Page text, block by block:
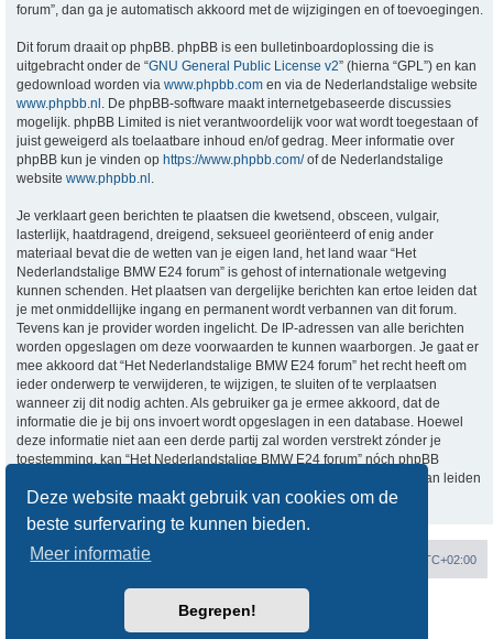
Deze website maakt gebruik van cookies om de
beste surfervaring te kunnen bieden.
Meer informatie
Begrepen!
forum”, dan ga je automatisch akkoord met de wijzigingen en of toevoegingen.
Dit forum draait op phpBB. phpBB is een bulletinboardoplossing die is
uitgebracht onder de “GNU General Public License v2” (hierna “GPL”) en kan
gedownload worden via www.phpbb.com en via de Nederlandstalige website
www.phpbb.nl . De phpBB-software maakt internetgebaseerde discussies
mogelijk. phpBB Limited is niet verantwoordelijk voor wat wordt toegestaan of
juist geweigerd als toelaatbare inhoud en/of gedrag. Meer informatie over
phpBB kun je vinden op https://www.phpbb.com/of de Nederlandstalige
website www.phpbb.nl .
Je verklaart geen berichten te plaatsen die kwetsend, obsceen, vulgair,
lasterlijk, haatdragend, dreigend, seksueel georiënteerd of enig ander
materiaal bevat die de wetten van je eigen land, het land waar “Het
Nederlandstalige BMW E24 forum” is gehost of internationale wetgeving
kunnen schenden. Het plaatsen van dergelijke berichten kan ertoe leiden dat
je met onmiddellijke ingang en permanent wordt verbannen van dit forum.
Tevens kan je provider worden ingelicht. De IP-adressen van alle berichten
worden opgeslagen om deze voorwaarden te kunnen waarborgen. Je gaat er
mee akkoord dat “Het Nederlandstalige BMW E24 forum” het recht heeft om
ieder onderwerp te verwijderen, te wijzigen, te sluiten of te verplaatsen
wanneer zij dit nodig achten. Als gebruiker ga je ermee akkoord, dat de
informatie die je bij ons invoert wordt opgeslagen in een database. Hoewel
deze informatie niet aan een derde partij zal worden verstrekt zónder je
toestemming, kan “Het Nederlandstalige BMW E24 forum” nóch phpBB
verantwoordelijk worden gehouden voor een hackpoging die ertoe kan leiden
dat de gegevens vrijkomen.
Forumoverzicht UTC+02:00
phpBB® Forum Software © phpBB Limited
phpBB.nl